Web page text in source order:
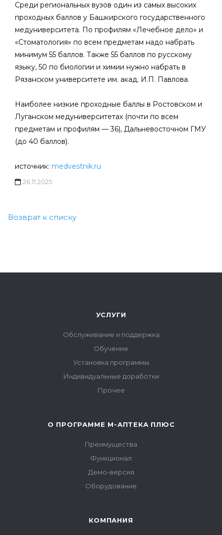
Среди региональных вузов один из самых высоких
проходных баллов у Башкирского государственного
медуниверситета. По профилям «Лечебное дело» и
«Стоматология» по всем предметам надо набрать
минимум 55 баллов. Также 55 баллов по русскому
языку, 50 по биологии и химии нужно набрать в
Рязанском университете им. акад. И.П. Павлова.
Наиболее низкие проходные баллы в Ростовском и
Луганском медуниверситетах (почти по всем
предметам и профилям — 36), Дальневосточном ГМУ
(до 40 баллов).
источник: medvestnik.ru
26.11.2025
Возврат к списку
УСЛУГИ
Обслуживание и поддержка
Обучение
Установка программы
Индивидуальные доработки
Прочее
О ПРОГРАММЕ М-АПТЕКА ПЛЮС
Преимущества
Функционал
Демо-версия
Оборудование
КОМПАНИЯ